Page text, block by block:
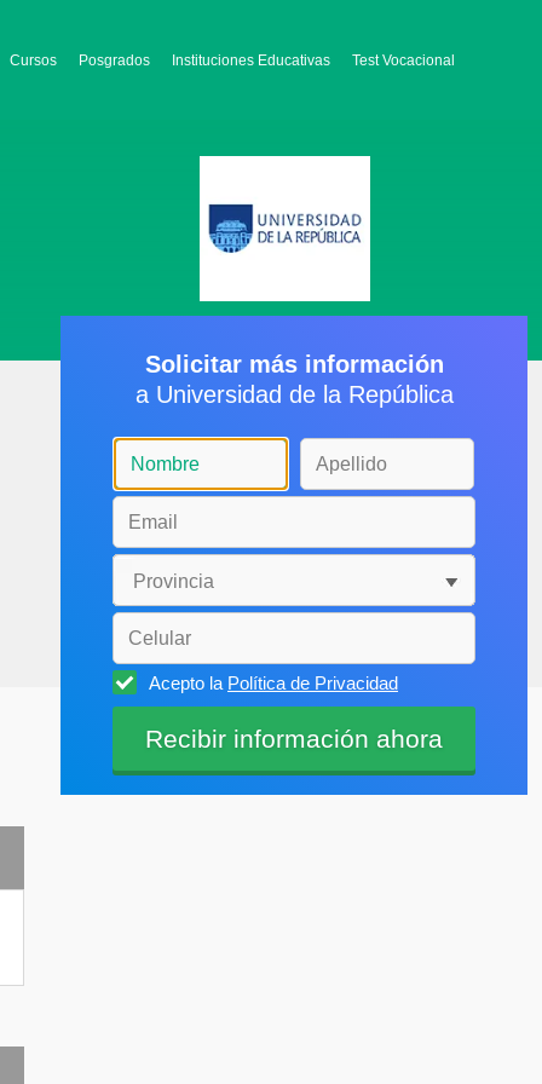
Cursos Posgrados Instituciones Educativas Test Vocacional
Solicitar más información
a Universidad de la República
Acepto la Política de Privacidad